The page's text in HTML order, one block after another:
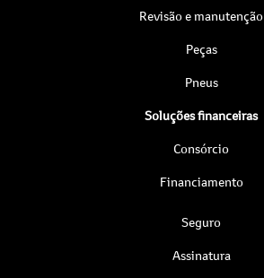
Revisão e manutenção
Peças
Pneus
Soluções financeiras
Consórcio
Financiamento
Seguro
Assinatura